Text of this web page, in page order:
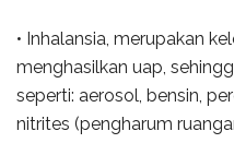
• Inhalansia, merupakan
menghasilkan uap,
seperti: aerosol, bensin,
nitrites (pengharum